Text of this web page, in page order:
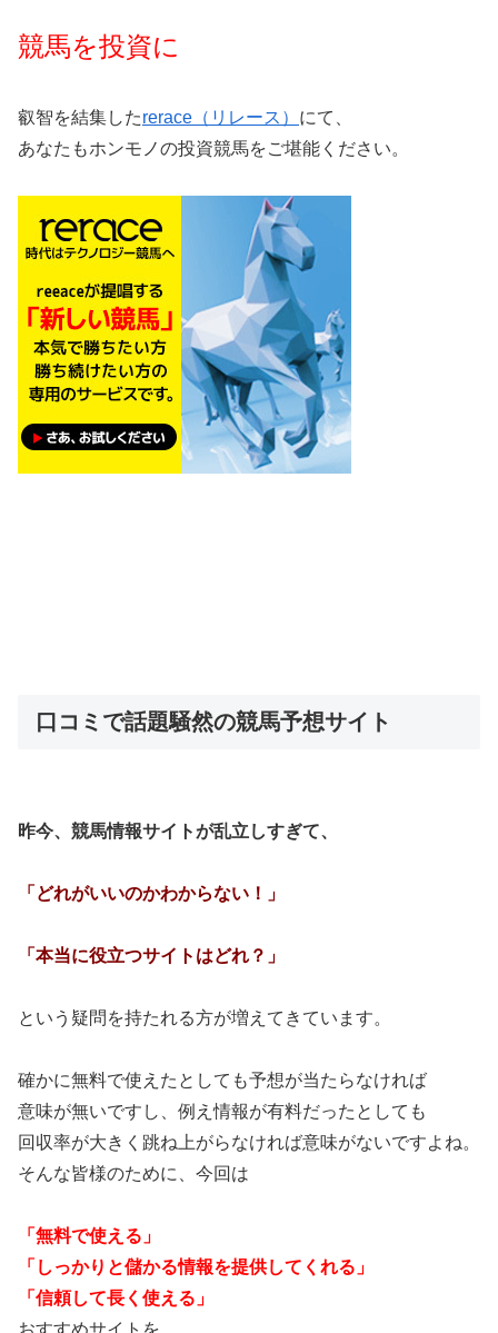
競馬を投資に
叡智を結集したrerace（リレース） にて、
あなたもホンモノの投資競馬をご堪能ください。
口コミで話題騒然の競馬予想サイト
昨今、競馬情報サイトが乱立しすぎて、
「どれがいいのかわからない！」
「本当に役立つサイトはどれ？」
という疑問を持たれる方が増えてきています。
確かに無料で使えたとしても予想が当たらなければ
意味が無いですし、例え情報が有料だったとしても
回収率が大きく跳ね上がらなければ意味がないですよね。
そんな皆様のために、今回は
「無料で使える」
「しっかりと儲かる情報を提供してくれる」
「信頼して長く使える」